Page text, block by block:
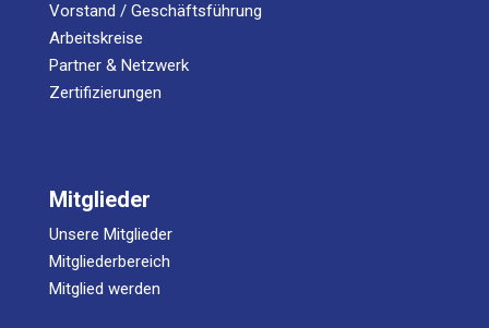
Vorstand / Geschäftsführung
Arbeitskreise
Partner & Netzwerk
Zertifizierungen
Mitglieder
Unsere Mitglieder
Mitgliederbereich
Mitglied werden